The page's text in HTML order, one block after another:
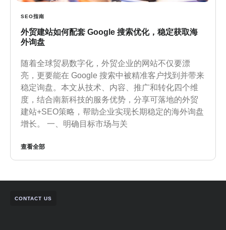
SEO指南
外贸建站如何配套 Google 搜索优化，稳定获取海
外询盘
随着全球贸易数字化，外贸企业的网站不仅要漂
亮，更要能在 Google 搜索中被精准客户找到并带来
稳定询盘。本文从技术、内容、推广和转化四个维
度，结合南新科技的服务优势，分享可落地的外贸
建站+SEO策略，帮助企业实现长期稳定的海外询盘
增长。 一、明确目标市场与关
查看全部
CONTACT US